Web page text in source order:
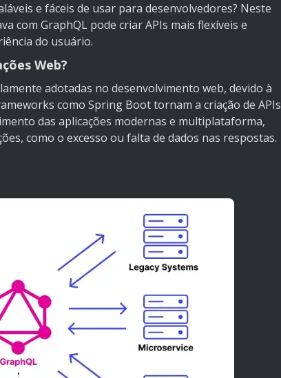
e fáceis de usar para desenvolvedores? Neste
com GraphQL pode criar APIs mais flexíveis e
do usuário.
Web?
adotadas no desenvolvimento web, devido à
como Spring Boot tornam a criação de APIs
das aplicações modernas e multiplataforma,
como o excesso ou falta de dados nas respostas.